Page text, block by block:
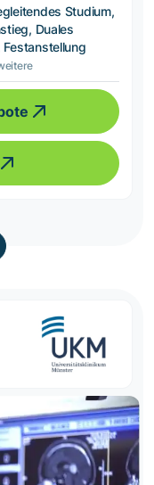
Studium,
Duales
Festanstellung